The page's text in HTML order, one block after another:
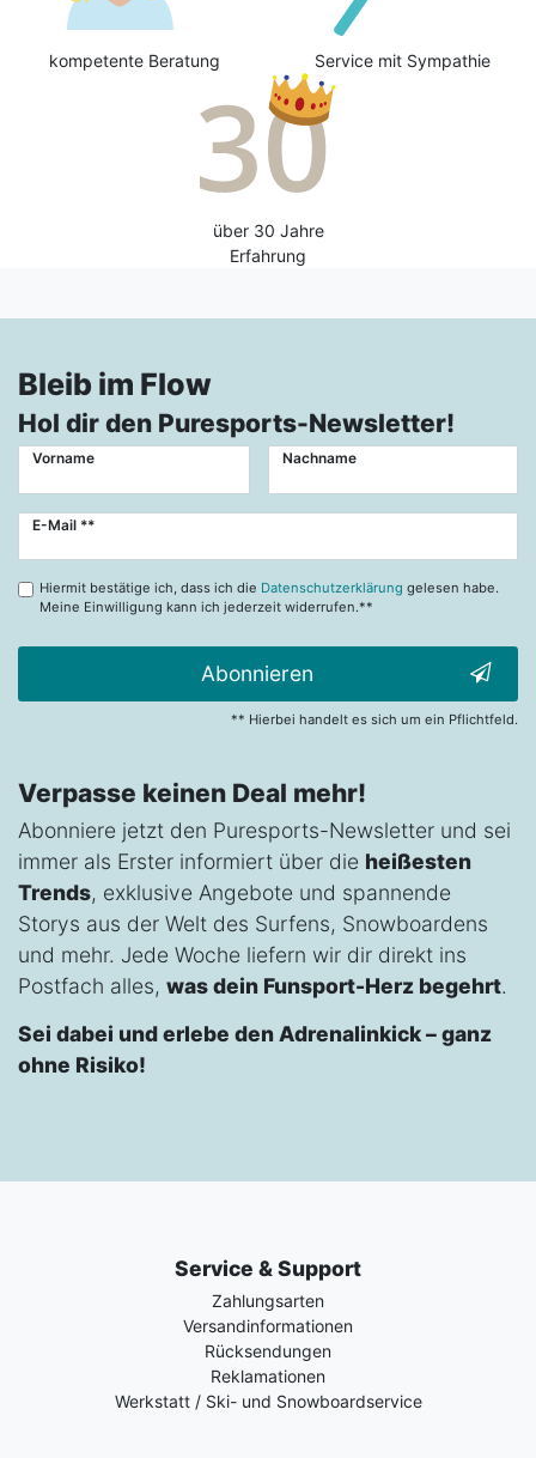
kompetente Beratung Service mit Sympathie
über 30 Jahre
Erfahrung
Bleib im Flow
Hol dir den Puresports-Newsletter!
Vorname Nachname
E-Mail **
Newsletter
Hiermit bestätige ich, dass ich die Datenschutzerklärung gelesen habe.
Meine Einwilligung kann ich jederzeit widerrufen.**
Abonnieren
** Hierbei handelt es sich um ein Pflichtfeld.
Verpasse keinen Deal mehr!
Abonniere jetzt den Puresports-Newsletter und sei
immer als Erster informiert über die heißesten
Trends, exklusive Angebote und spannende
Storys aus der Welt des Surfens, Snowboardens
und mehr. Jede Woche liefern wir dir direkt ins
Postfach alles, was dein Funsport-Herz begehrt.
Sei dabei und erlebe den Adrenalinkick – ganz
ohne Risiko!
Service & Support
Zahlungsarten
Versandinformationen
Rücksendungen
Reklamationen
Werkstatt / Ski- und Snowboardservice